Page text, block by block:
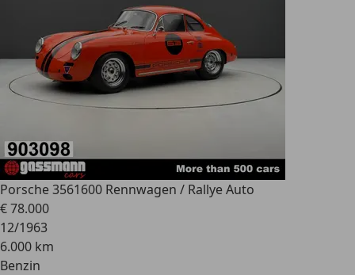
Porsche 3561600 Rennwagen / Rallye Auto
€ 78.000
12/1963
6.000 km
Benzin